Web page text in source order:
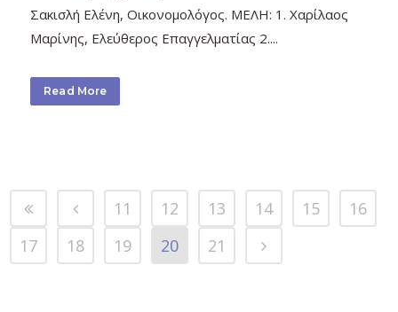
Σακισλή Ελένη, Οικονομολόγος. ΜΕΛΗ: 1. Χαρίλαος
Μαρίνης, Ελεύθερος Επαγγελματίας 2....
Read More
11 12 13 14 15
16
17
18 19 20 21